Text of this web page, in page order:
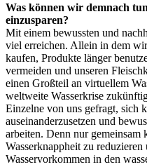
Was können wir demnach
einzusparen?
Mit einem bewussten und
viel erreichen. Allein in dem
kaufen, Produkte länger
vermeiden und unseren
einen Großteil an virtuellem
weltweite Wasserkrise
Einzelne von uns gefragt, sich
auseinanderzusetzen und
arbeiten. Denn nur gemeinsam
Wasserknappheit zu
Wasservorkommen in den